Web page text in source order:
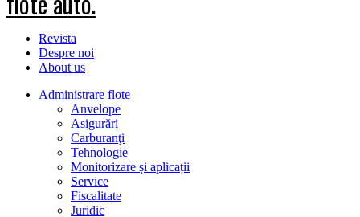
Revista
Despre noi
About us
Administrare flote
Anvelope
Asigurări
Carburanţi
Tehnologie
Monitorizare și aplicații
Service
Fiscalitate
Juridic